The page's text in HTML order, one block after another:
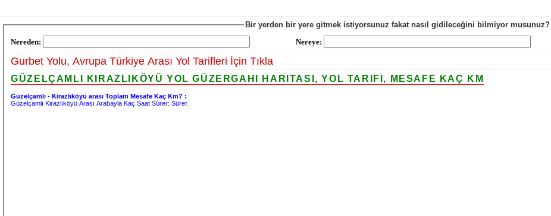
Bir yerden bir yere gitmek istiyorsunuz fakat nasıl gidileceğini bilmiyor musunuz?
Nereden:
Nereye:
Gurbet Yolu, Avrupa Türkiye Arası Yol Tarifleri İçin Tıkla
GÜZELÇAMLI KIRAZLIKÖYÜ YOL GÜZERGAHI HARITASI, YOL TARIFI, MESAFE KAÇ KM
Güzelçamlı - Kirazlıköyü arası Toplam Mesafe Kaç Km? :
Güzelçamlı Kirazlıköyü Arası Arabayla Kaç Saat Sürer:Sürer.